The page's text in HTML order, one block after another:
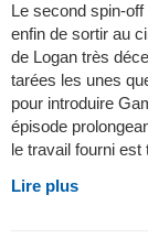
Le second spin-
enfin de sortir au
de Logan très
tarées les unes
pour introduire
épisode
le travail fourni est
Lire plus